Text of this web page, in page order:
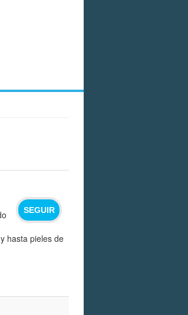
SEGUIR
hasta pieles de